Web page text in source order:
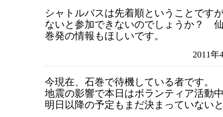
シャトルバスは先着順ということです
ないと参加できないのでしょうか？
巻発の情報もほしいです。
2011
今現在、石巻で待機している者です。
地震の影響で本日はボランティア活動
明日以降の予定もまだ決まっていない